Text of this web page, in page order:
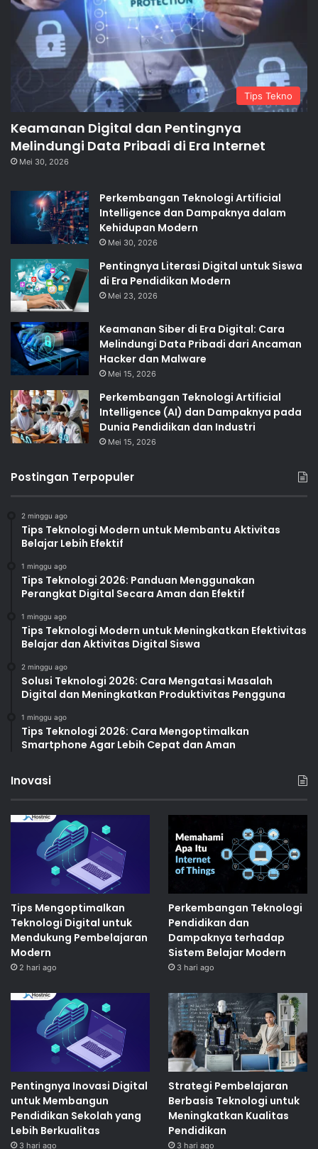
Tips Tekno
Keamanan Digital dan Pentingnya
Melindungi Data Pribadi di Era Internet
Mei 30, 2026
Perkembangan Teknologi Artificial
Intelligence dan Dampaknya dalam
Kehidupan Modern
Mei 30, 2026
Pentingnya Literasi Digital untuk Siswa
di Era Pendidikan Modern
Mei 23, 2026
Keamanan Siber di Era Digital: Cara
Melindungi Data Pribadi dari Ancaman
Hacker dan Malware
Mei 15, 2026
Perkembangan Teknologi Artificial
Intelligence (AI) dan Dampaknya pada
Dunia Pendidikan dan Industri
Mei 15, 2026
Postingan Terpopuler
2 minggu ago
Tips Teknologi Modern untuk Membantu Aktivitas
Belajar Lebih Efektif
1 minggu ago
Tips Teknologi 2026: Panduan Menggunakan
Perangkat Digital Secara Aman dan Efektif
1 minggu ago
Tips Teknologi Modern untuk Meningkatkan Efektivitas
Belajar dan Aktivitas Digital Siswa
2 minggu ago
Solusi Teknologi 2026: Cara Mengatasi Masalah
Digital dan Meningkatkan Produktivitas Pengguna
1 minggu ago
Tips Teknologi 2026: Cara Mengoptimalkan
Smartphone Agar Lebih Cepat dan Aman
Inovasi
Tips Mengoptimalkan
Teknologi Digital untuk
Mendukung Pembelajaran
Modern
2 hari ago
Perkembangan Teknologi
Pendidikan dan
Dampaknya terhadap
Sistem Belajar Modern
3 hari ago
Pentingnya Inovasi Digital
untuk Membangun
Pendidikan Sekolah yang
Lebih Berkualitas
3 hari ago
Strategi Pembelajaran
Berbasis Teknologi untuk
Meningkatkan Kualitas
Pendidikan
3 hari ago